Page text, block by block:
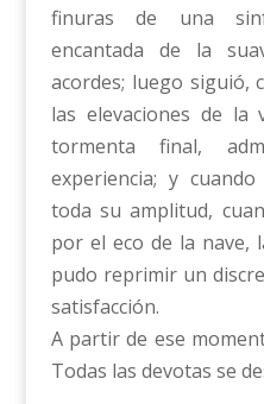
finuras de una
encantada de la
acordes; luego siguió,
las elevaciones de la
tormenta final,
experiencia; y
toda su amplitud,
por el eco de la nave,
pudo reprimir un
satisfacción.
A partir de ese
Todas las devotas se